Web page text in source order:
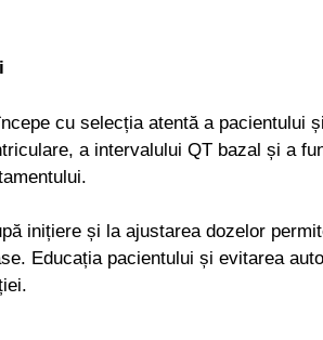
cu selecția atentă a pacientului
a intervalului QT bazal și a
inițiere și la ajustarea dozelor
Educația pacientului și evitarea